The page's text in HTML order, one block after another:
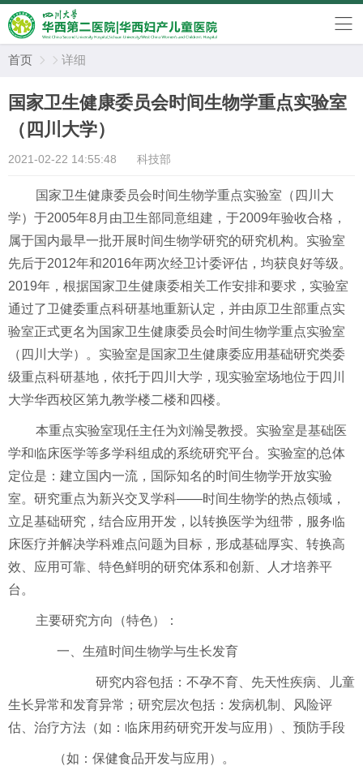
首页   详细
国家卫生健康委员会时间生物学重点实验室
（四川大学）
2021-02-22 14:55:48 科技部
国家卫生健康委员会时间生物学重点实验室（四川大
学）于2005年8月由卫生部同意组建，于2009年验收合格，
属于国内最早一批开展时间生物学研究的研究机构。实验室
先后于2012年和2016年两次经卫计委评估，均获良好等级。
2019年，根据国家卫生健康委相关工作安排和要求，实验室
通过了卫健委重点科研基地重新认定，并由原卫生部重点实
验室正式更名为国家卫生健康委员会时间生物学重点实验室
（四川大学）。实验室是国家卫生健康委应用基础研究类委
级重点科研基地，依托于四川大学，现实验室场地位于四川
大学华西校区第九教学楼二楼和四楼。
本重点实验室现任主任为刘瀚旻教授。实验室是基础医
学和临床医学等多学科组成的系统研究平台。实验室的总体
定位是：建立国内一流，国际知名的时间生物学开放实验
室。研究重点为新兴交叉学科——时间生物学的热点领域，
立足基础研究，结合应用开发，以转换医学为纽带，服务临
床医疗并解决学科难点问题为目标，形成基础厚实、转换高
效、应用可靠、特色鲜明的研究体系和创新、人才培养平
台。
主要研究方向（特色）：
一、 生殖时间生物学与生长发育
研究内容包括：不孕不育、先天性疾病、儿童
生长异常和发育异常；研究层次包括：发病机制、风险评
估、治疗方法（如：临床用药研究开发与应用）、预防手段
（如：保健食品开发与应用）。